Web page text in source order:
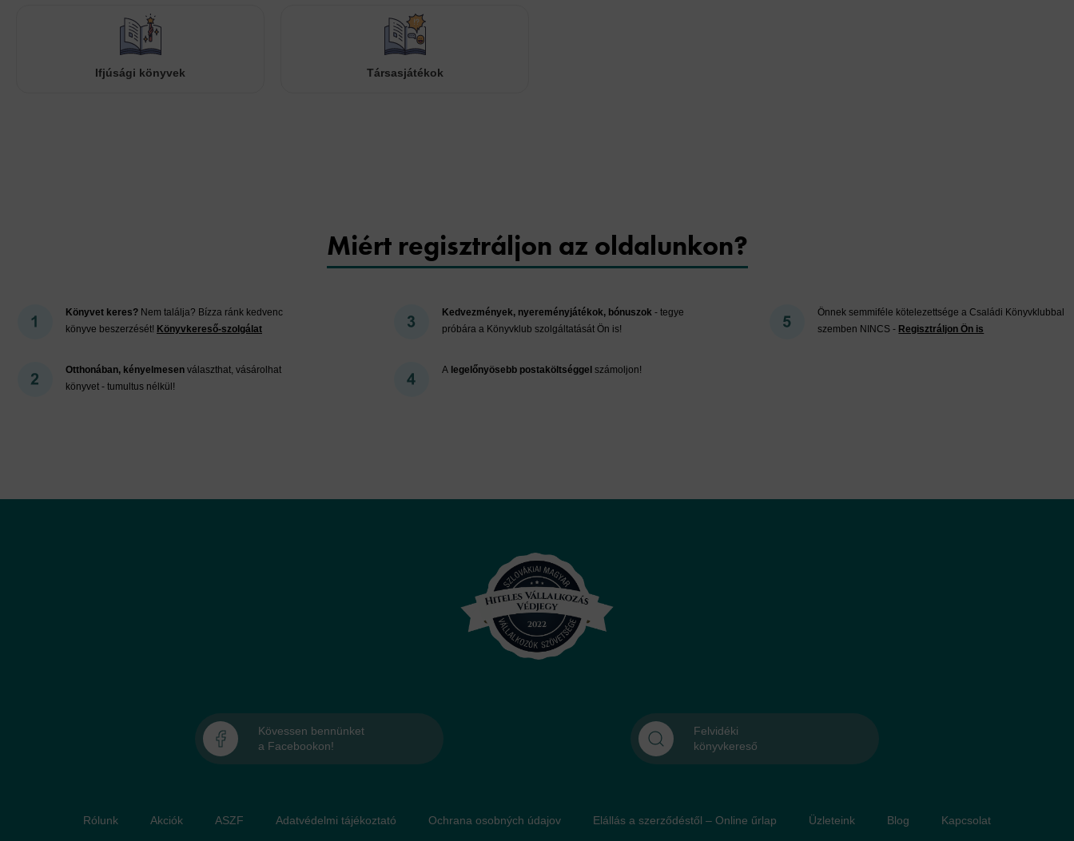
Ifjúsági könyvek Társasjátékok
Miért regisztráljon az oldalunkon?
Könyvet keres? Nem találja? Bízza ránk kedvenc
könyve beszerzését! Könyvkereső-szolgálat
Otthonában, kényelmesen választhat, vásárolhat
könyvet - tumultus nélkül!
Kedvezmények, nyereményjátékok, bónuszok- tegye
próbára a Könyvklub szolgáltatását Ön is!
A legelőnyösebb postaköltséggel számoljon!
Önnek semmiféle kötelezettsége a Családi Könyvklubbal
szemben NINCS - Regisztráljon Ön is
Kövessen bennünket
a Facebookon!
Felvidéki
könyvkereső
Rólunk Akciók ASZF Adatvédelmi tájékoztató Ochrana osobných údajov Elállás a szerződéstől – Online űrlap Üzleteink Blog Kapcsolat